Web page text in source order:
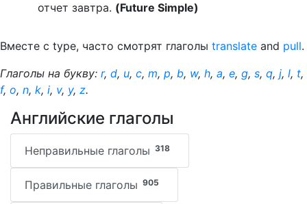
отчет завтра. (Future Simple)
Вместе с type, часто смотрят глаголы translate and pull.
Глаголы на букву: r, d, u, c, m, p, b, w, h, a, e, g, s, q, j, l, t,
f, o, n, k, i, v, y, z.
Английские глаголы
318
Неправильные глаголы
905
Правильные глаголы